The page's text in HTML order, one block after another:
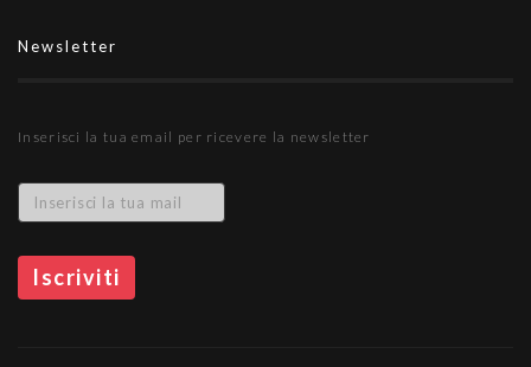
Newsletter
Inserisci la tua email per ricevere la newsletter